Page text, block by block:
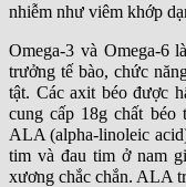
nhiễm như viêm khớp
Omega-3 và Omega-6
trưởng tế bào, chức
tật. Các axit béo được
cung cấp 18g chất
ALA (alpha-linoleic
tim và đau tim ở nam
xương chắc chắn. ALA